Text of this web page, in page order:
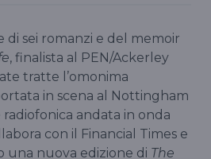
di sei romanzi e del memoir
, finalista al PEN/Ackerley
tratte l’omonima
in scena al Nottingham
radiofonica andata in onda
con il Financial Times e
una nuova edizione di The